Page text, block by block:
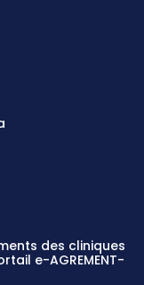
des cliniques
e-AGREMENT-